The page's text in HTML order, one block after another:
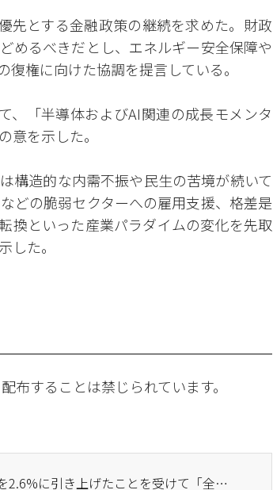
先とする金融政策の継続を求めた。財政
めるべきだとし、エネルギー安全保障や
権に向けた協調を提言している。
、「半導体およびAI関連の成長モメンタ
を示した。
構造的な内需不振や民生の苦境が続いて
どの脆弱セクターへの雇用支援、格差是
換といった産業パラダイムの変化を先取
した。
布することは禁じられています。
· 李在明大統領、IMFが韓国の成長率を2.6%に引き上げたことを受けて「全ての成長のために努力する」と表明